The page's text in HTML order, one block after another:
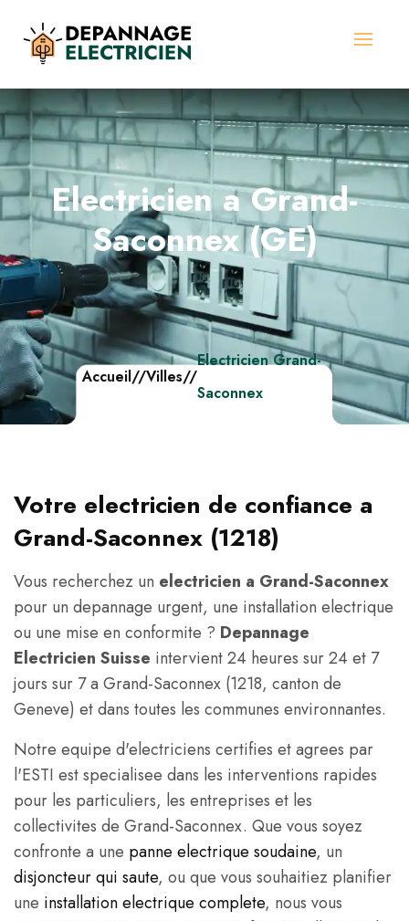
Electricien a Grand-
Saconnex (GE)
Accueil//Villes//
Electricien Grand-
Saconnex
Votre electricien de confiance a
Grand-Saconnex (1218)
Vous recherchez un electricien a Grand-Saconnex
pour un depannage urgent, une installation electrique
ou une mise en conformite ? Depannage
Electricien Suisse intervient 24 heures sur 24 et 7
jours sur 7 a Grand-Saconnex (1218, canton de
Geneve) et dans toutes les communes environnantes.
Notre equipe d'electriciens certifies et agrees par
l'ESTI est specialisee dans les interventions rapides
pour les particuliers, les entreprises et les
collectivites de Grand-Saconnex. Que vous soyez
confronte a une panne electrique soudaine, un
disjoncteur qui saute, ou que vous souhaitiez planifier
une installation electrique complete, nous vous